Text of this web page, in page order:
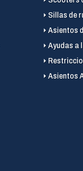
Sillas de
Asientos
Ayudas a
Asientos